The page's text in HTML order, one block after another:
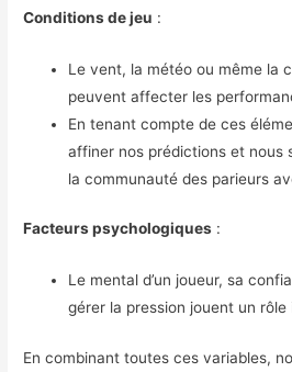
Conditions de jeu :
Le vent, la météo ou même la
peuvent affecter les
En tenant compte de ces
affiner nos prédictions et nous
la communauté des parieurs
Facteurs psychologiques :
Le mental d’un joueur, sa
gérer la pression jouent un rôle
En combinant toutes ces variables,